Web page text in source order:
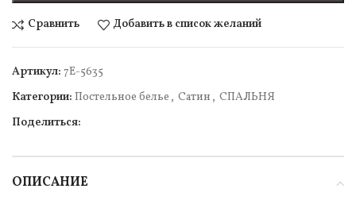
Сравнить Добавить в список желаний
Артикул: 7Е-5635
Категории: Постельное белье , Сатин , СПАЛЬНЯ
Поделиться:
ОПИСАНИЕ